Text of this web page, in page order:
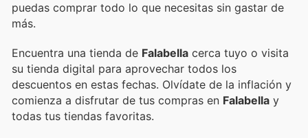
puedas comprar todo lo que necesitas sin gastar de
más.
Encuentra una tienda de Falabella cerca tuyo o visita
su tienda digital para aprovechar todos los
descuentos en estas fechas. Olvídate de la inflación y
comienza a disfrutar de tus compras en Falabella y
todas tus tiendas favoritas.